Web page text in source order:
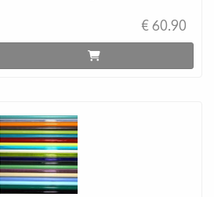
€ 60.90